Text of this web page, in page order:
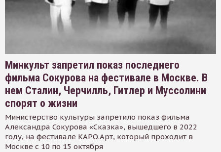
Минкульт запретил показ последнего
фильма Сокурова на фестивале в Москве. В
нем Сталин, Черчилль, Гитлер и Муссолини
спорят о жизни
Министерство культуры запретило показ фильма
Александра Сокурова «Сказка», вышедшего в 2022
году, на фестивале КАРО.Арт, который проходит в
Москве с 10 по 15 октября